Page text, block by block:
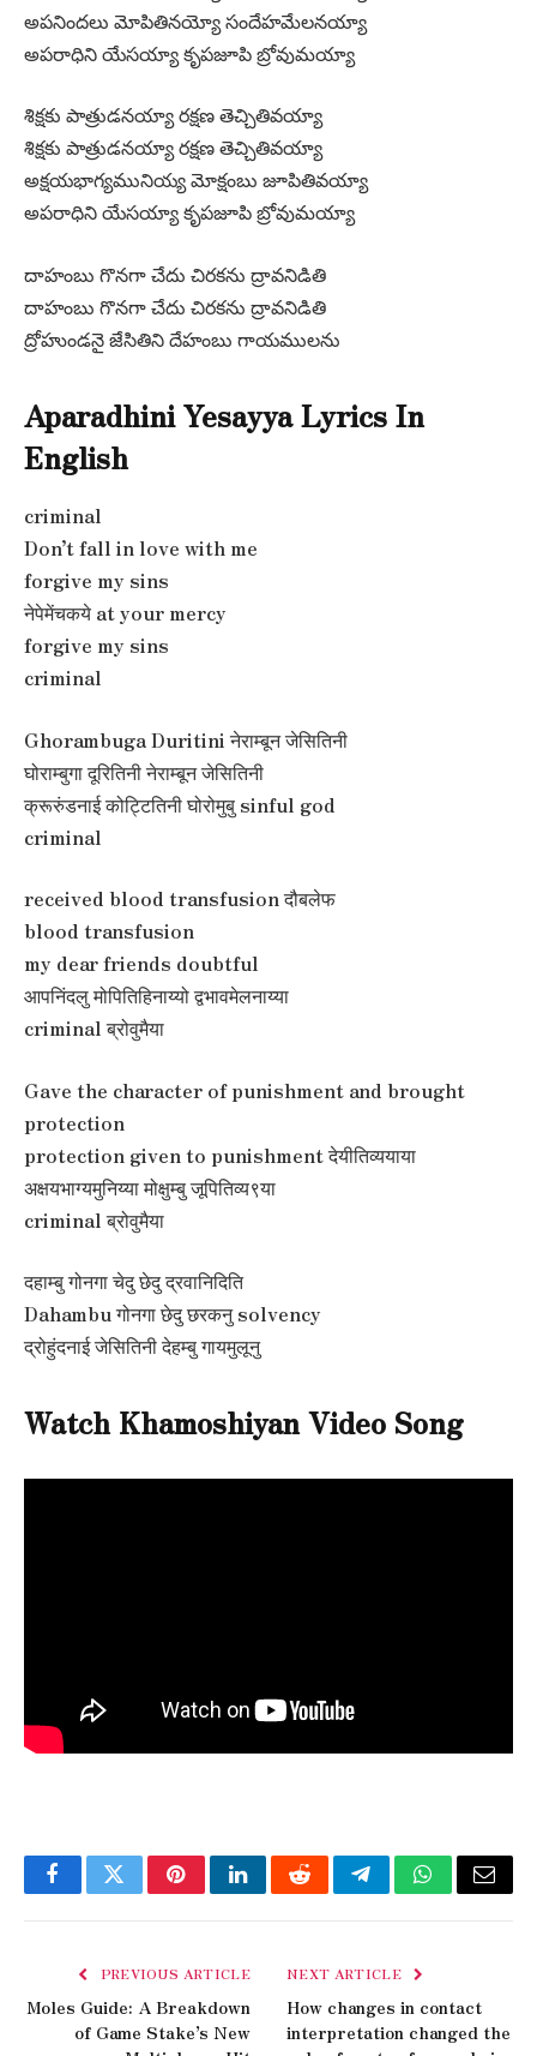
అపనిందలు మోపితినయ్యో సందేహమేలనయ్యా
అపరాధిని యేసయ్యా కృపజూపి బ్రోవుమయ్యా
శిక్షకు పాత్రుడనయ్యా రక్షణ తెచ్చితివయ్యా
శిక్షకు పాత్రుడనయ్యా రక్షణ తెచ్చితివయ్యా
అక్షయభాగ్యమునియ్య మోక్షంబు జూపితివయ్యా
అపరాధిని యేసయ్యా కృపజూపి బ్రోవుమయ్యా
దాహంబు గొనగా చేదు చిరకను ద్రావనిడితి
దాహంబు గొనగా చేదు చిరకను ద్రావనిడితి
ద్రోహుండనై జేసితిని దేహంబు గాయములను
Aparadhini Yesayya Lyrics In
English
criminal
Don’t fall in love with me
forgive my sins
नेपेमेंचकये at your mercy
forgive my sins
criminal
Ghorambuga Duritini नेराम्बून जेसितिनी
घोराम्बुगा दूरितिनी नेराम्बून जेसितिनी
क्रूरुंडनाई कोट्टितिनी घोरोमुबु sinful god
criminal
received blood transfusion दौबलेफ
blood transfusion
my dear friends doubtful
आपनिंदलु मोपितिहिनाय्यो द्वभावमेलनाय्या
criminal ब्रोवुमैया
Gave the character of punishment and brought
protection
protection given to punishment देयीतिव्ययाया
अक्षयभाग्यमुनिय्या मोक्षुम्बु जूपितिव्य९या
criminal ब्रोवुमैया
दहाम्बु गोनगा चेदु छेदु द्रवानिदिति
Dahambu गोनगा छेदु छरकनु solvency
द्रोहुंदनाई जेसितिनी देहम्बु गायमुलूनु
Watch Khamoshiyan Video Song
FacebookTwitterPinterestLinkedInRedditTelegramWhatsApp
Email
PREVIOUS ARTICLE
Moles Guide: A Breakdown
of Game Stake’s New
NEXT ARTICLE
How changes in contact
interpretation changed the